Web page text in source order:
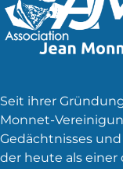
Seit ihrer
Monnet-
Gedächtnisses
der heute als einer